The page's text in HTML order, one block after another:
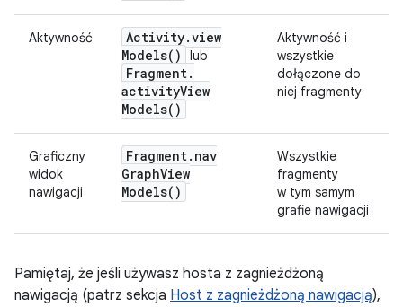
Aktywność Activity.view
Models( ) lub
Fragment.
activityView
Models( )
Aktywność i
wszystkie
dołączone do
niej fragmenty
Graficzny
widok
nawigacji
Fragment. nav
GraphView
Models( )
Wszystkie
fragmenty
w tym samym
grafie nawigacji
Pamiętaj, że jeśli używasz hosta z zagnieżdżoną
nawigacją (patrz sekcja Host z zagnieżdżoną nawigacją),